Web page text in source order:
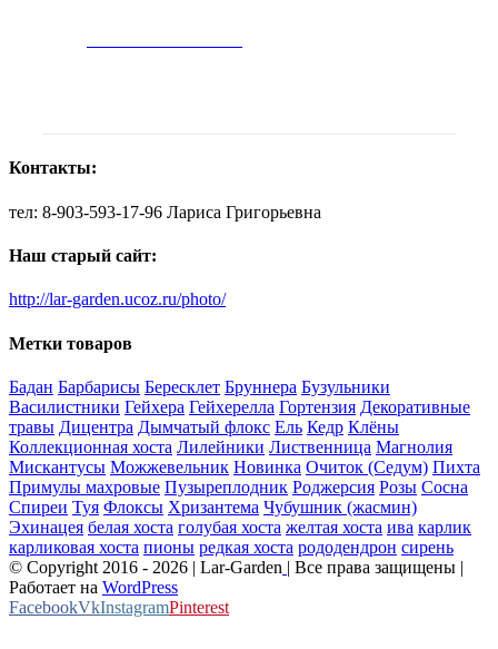
Контакты:
тел: 8-903-593-17-96 Лариса Григорьевна
Наш старый сайт:
http://lar-garden.ucoz.ru/photo/
Метки товаров
Бадан Барбарисы Бересклет Бруннера Бузульники
Василистники Гейхера Гейхерелла Гортензия Декоративные
травы Дицентра Дымчатый флокс Ель Кедр Клёны
Коллекционная хоста Лилейники Лиственница Магнолия
Мискантусы Можжевельник Новинка Очиток (Седум) Пихта
Примулы махровые Пузыреплодник Роджерсия Розы Сосна
Спиреи Туя Флоксы Хризантема Чубушник (жасмин)
Эхинацея белая хоста голубая хоста желтая хоста ива карлик
карликовая хоста пионы редкая хоста рододендрон сирень
© Copyright 2016 - 2026 | Lar-Garden | Все права защищены |
Работает на WordPress
FacebookVkInstagramPinterest